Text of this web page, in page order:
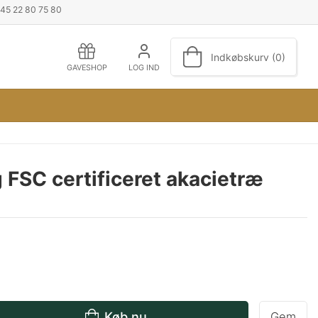
22 80 75 80
GAVESHOP LOG IND
Indkøbskurv (0)
FSC certificeret akacietræ